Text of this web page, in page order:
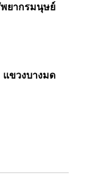
ยากรมนุษย์
แขวงบางมด